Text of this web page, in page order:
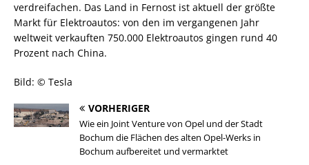
verdreifachen. Das Land in Fernost ist aktuell der größte
Markt für Elektroautos: von den im vergangenen Jahr
weltweit verkauften 750.000 Elektroautos gingen rund 40
Prozent nach China.
Bild: © Tesla
VORHERIGER
Wie ein Joint Venture von Opel und der Stadt
Bochum die Flächen des alten Opel-Werks in
Bochum aufbereitet und vermarktet